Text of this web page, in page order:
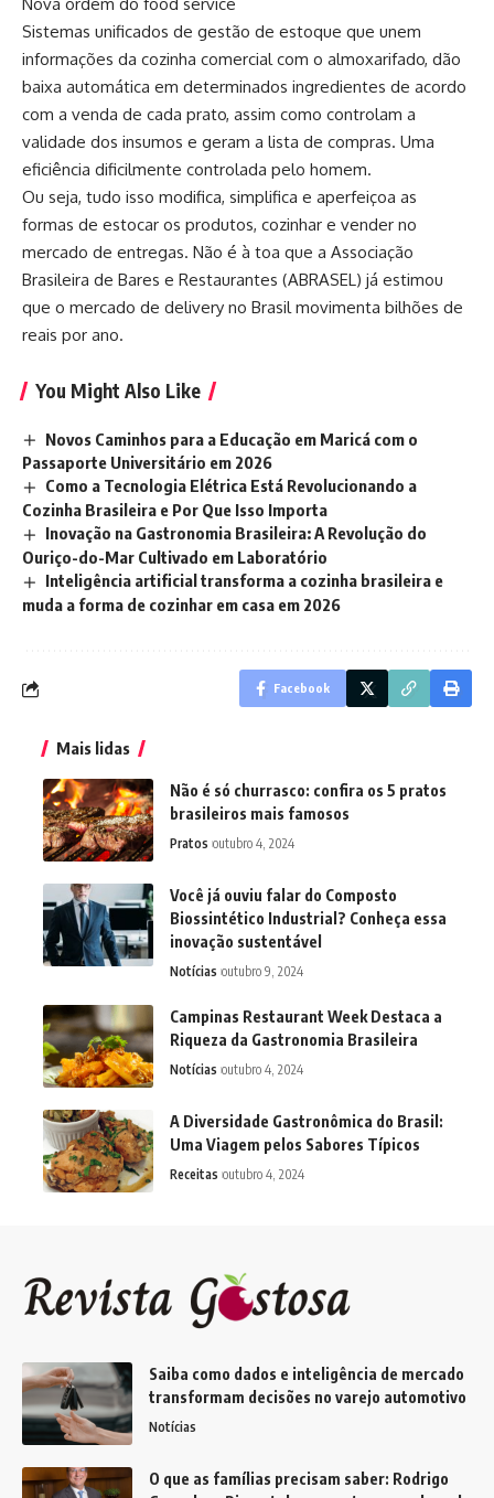
Sistemas unificados de gestão de estoque que unem
informações da cozinha comercial com o almoxarifado, dão
baixa automática em determinados ingredientes de acordo
com a venda de cada prato, assim como controlam a
validade dos insumos e geram a lista de compras. Uma
eficiência dificilmente controlada pelo homem.
Ou seja, tudo isso modifica, simplifica e aperfeiçoa as
formas de estocar os produtos, cozinhar e vender no
mercado de entregas. Não é à toa que a Associação
Brasileira de Bares e Restaurantes (ABRASEL) já estimou
que o mercado de delivery no Brasil movimenta bilhões de
reais por ano.
You Might Also Like
Novos Caminhos para a Educação em Maricá com o
Passaporte Universitário em 2026
Como a Tecnologia Elétrica Está Revolucionando a
Cozinha Brasileira e Por Que Isso Importa
Inovação na Gastronomia Brasileira: A Revolução do
Ouriço-do-Mar Cultivado em Laboratório
Inteligência artificial transforma a cozinha brasileira e
muda a forma de cozinhar em casa em 2026
Facebook
Mais lidas
Não é só churrasco: confira os 5 pratos
brasileiros mais famosos
Pratos outubro 4, 2024
Você já ouviu falar do Composto
Biossintético Industrial? Conheça essa
inovação sustentável
Notícias outubro 9, 2024
Campinas Restaurant Week Destaca a
Riqueza da Gastronomia Brasileira
Notícias outubro 4, 2024
A Diversidade Gastronômica do Brasil:
Uma Viagem pelos Sabores Típicos
Receitas outubro 4, 2024
Saiba como dados e inteligência de mercado
transformam decisões no varejo automotivo
Notícias
O que as famílias precisam saber: Rodrigo